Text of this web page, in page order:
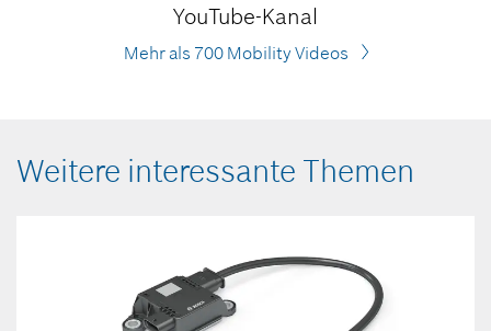
YouTube-Kanal
Mehr als 700 Mobility Videos
Weitere interessante Themen